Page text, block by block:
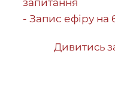
запитання
- Запис ефіру на
Дивитись